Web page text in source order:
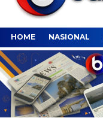
HOME NASIONAL